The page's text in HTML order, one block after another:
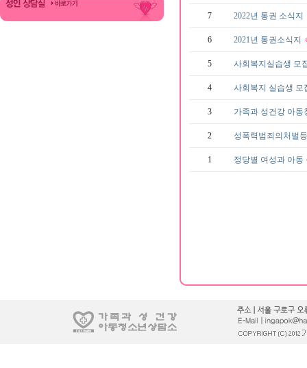
7 2022년 통권 소식지
6 2021년 통권소식지
5 사회복지실습생 모
4 사회복지 실습생 모
3 가족과 성건강 아
2 성폭력범죄의처벌
1 정당별 여성과 아동